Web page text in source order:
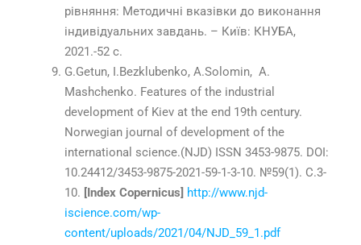
рівняння: Методичні вказівки до виконання
індивідуальних завдань. – Київ: КНУБА,
2021.-52 с.
G.Getun, I.Bezklubenko, A.Solomin, A.
Mashchenko. Features of the industrial
development of Kiev at the end 19th century.
Norwegian journal of development of the
international science.(NJD) ISSN 3453-9875. DOI:
10.24412/3453-9875-2021-59-1-3-10. №59(1). С.3-
10. [Index Copernicus] http://www.njd-
iscience.com/wp-
content/uploads/2021/04/NJD_59_1.pdf